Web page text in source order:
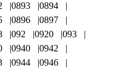
0893
0894
0896
0897
092 0920
093
0940
0942
0944
0946